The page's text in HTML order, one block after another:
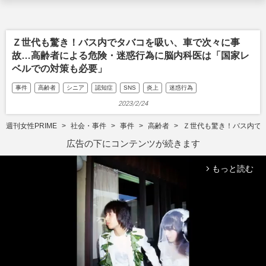
Ｚ世代も驚き！バス内でタバコを吸い、車で次々に事
故…高齢者による危険・迷惑行為に脳内科医は「国家レ
ベルでの対策も必要」
事件 高齢者 シニア 認知症 SNS 炎上 迷惑行為
2023/2/24
週刊女性PRIME 社会・事件 事件 高齢者 Ｚ世代も驚き！バス内
広告の下にコンテンツが続きます
arrow_forward_ios もっと読む